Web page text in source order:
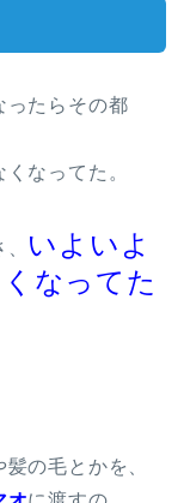
ったらその都
なってた。
いよいよ
なってた
の毛とかを、